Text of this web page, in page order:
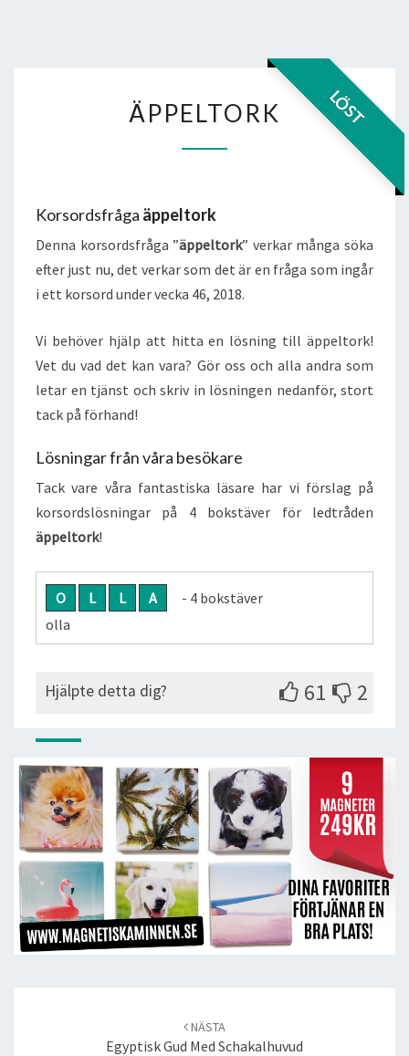
LÖST
ÄPPELTORK
ÄPPELTORK
Korsordsfråga äppeltork
Denna korsordsfråga ”äppeltork” verkar många söka
efter just nu, det verkar som det är en fråga som ingår
i ett korsord under vecka 46, 2018.
Vi behöver hjälp att hitta en lösning till äppeltork!
Vet du vad det kan vara? Gör oss och alla andra som
letar en tjänst och skriv in lösningen nedanför, stort
tack på förhand!
Lösningar från våra besökare
Tack vare våra fantastiska läsare har vi förslag på
korsordslösningar på 4 bokstäver för ledtråden
äppeltork!
O L L A
- 4 bokstäver
olla
Hjälpte detta dig? 61 2
NÄSTA
Egyptisk Gud Med Schakalhuvud